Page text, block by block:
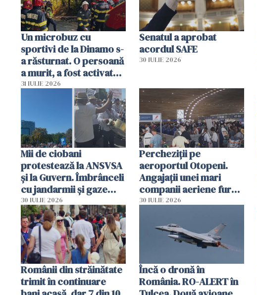
Un microbuz cu
sportivi de la Dinamo s-
a răsturnat. O persoană
a murit, a fost activat
planul roșu de
31 IULIE 2026
Senatul a aprobat
acordul SAFE
30 IULIE 2026
Mii de ciobani
protestează la ANSVSA
și la Guvern. Îmbrânceli
cu jandarmii și gaze
lacrimogene
30 IULIE 2026
Percheziții pe
aeroportul Otopeni.
Angajații unei mari
companii aeriene furau
parfumuri, ceasuri și
vânzării
30 IULIE 2026
Românii din străinătate
trimit în continuare
Încă o dronă în
România. RO-ALERT în